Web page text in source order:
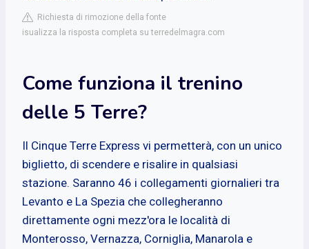
Richiesta di rimozione della fonte
isualizza la risposta completa su terredelmagra.com
Come funziona il trenino
delle 5 Terre?
Il Cinque Terre Express vi permetterà, con un unico
biglietto, di scendere e risalire in qualsiasi
stazione. Saranno 46 i collegamenti giornalieri tra
Levanto e La Spezia che collegheranno
direttamente ogni mezz'ora le località di
Monterosso, Vernazza, Corniglia, Manarola e